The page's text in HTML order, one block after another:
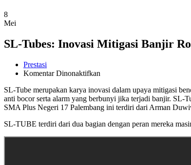
8
Mei
SL-Tubes: Inovasi Mitigasi Banjir
Prestasi
Komentar Dinonaktifkan
Tubes:
Inovasi
Mitigasi
Rob
SL-Tube merupakan karya inovasi dalam upaya mitigasi
anti bocor serta alarm yang berbunyi jika terjadi banjir. SL-
SMA Plus Negeri 17 Palembang ini terdiri dari Arman
SL-TUBE terdiri dari dua bagian dengan peran mereka